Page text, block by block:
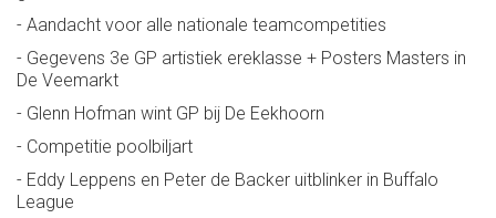
- Aandacht voor alle nationale teamcompetities
- Gegevens 3e GP artistiek ereklasse + Posters Masters in
De Veemarkt
- Glenn Hofman wint GP bij De Eekhoorn
- Competitie poolbiljart
- Eddy Leppens en Peter de Backer uitblinker in Buffalo
League